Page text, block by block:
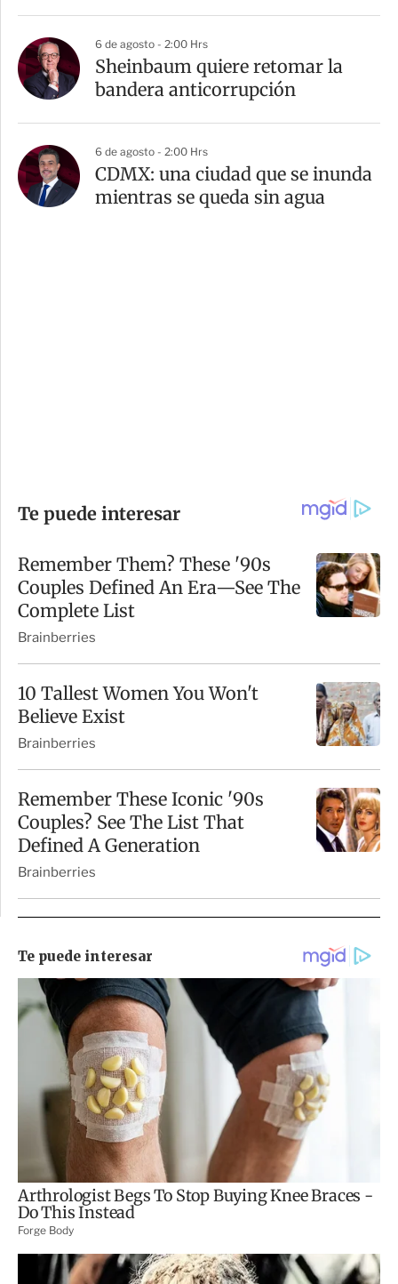
6 de agosto - 2:00 Hrs
Sheinbaum quiere retomar la
bandera anticorrupción
6 de agosto - 2:00 Hrs
CDMX: una ciudad que se inunda
mientras se queda sin agua